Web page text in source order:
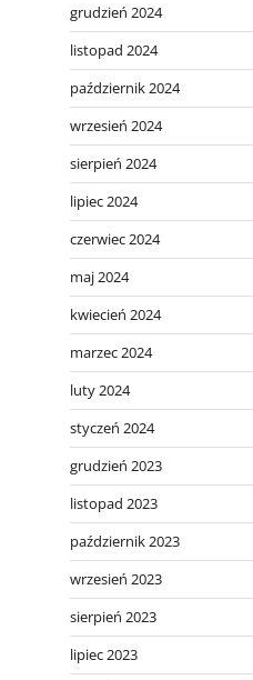
grudzień 2024
listopad 2024
październik 2024
wrzesień 2024
sierpień 2024
lipiec 2024
czerwiec 2024
maj 2024
kwiecień 2024
marzec 2024
luty 2024
styczeń 2024
grudzień 2023
listopad 2023
październik 2023
wrzesień 2023
sierpień 2023
lipiec 2023